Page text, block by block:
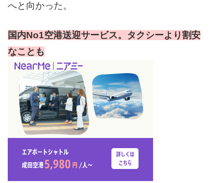
へと向かった。
国内No1空港送迎サービス。タクシーより割安
なことも